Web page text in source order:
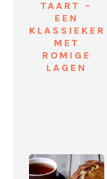
TAART –
EEN
KLASSIEKER
MET
ROMIGE
LAGEN